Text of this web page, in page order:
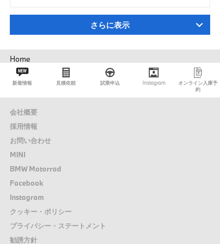
さらに表示
パ
ン
く
ず
Home
新着情報 見積依頼 試乗申込 Instagram
オンライン入庫予
約
会社概要
採用情報
お問い合わせ
MINI
BMW Motorrad
Facebook
Instagram
クッキー・ポリシー
プライバシー・ステートメント
勧誘方針